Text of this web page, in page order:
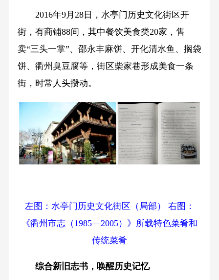
2016年9月28日，水亭门历史文化街区开
街，有商铺88间，其中餐饮美食类20家，售
卖“三头一掌”、邵永丰麻饼、开化清水鱼、搁袋
饼、衢州臭豆腐等，街区柴家巷形成美食一条
街，时常人头攒动。
左图：水亭门历史文化街区（局部） 右图：
《衢州市志（1985—2005）》所载特色菜肴和
传统菜肴
综合新旧志书，唤醒历史记忆